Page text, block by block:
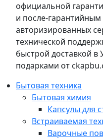
официальной
и после-
авторизированных
технической
быстрой доставкой в
подарками от
Бытовая техника
Бытовая химия
Капсулы для
Встраиваемая
Варочные